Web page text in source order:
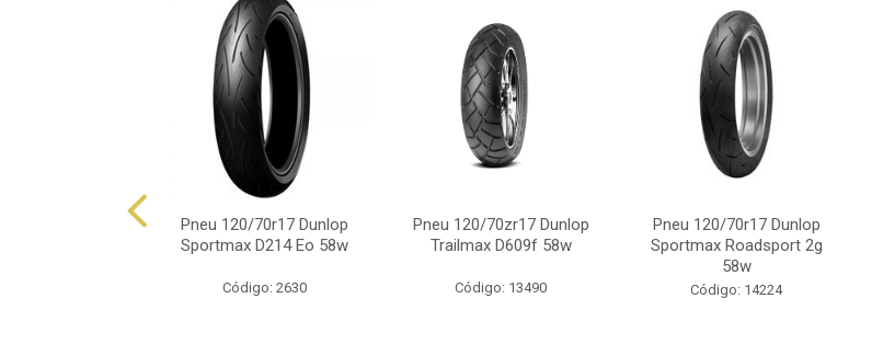
Pneu 120/70r17 Dunlop
Sportmax D214 Eo 58w
Código: 2630
Pneu 120/70zr17 Dunlop
Trailmax D609f 58w
Código: 13490
Pneu 120/70r17 Dunlop
Sportmax Roadsport 2g
58w
Código: 14224